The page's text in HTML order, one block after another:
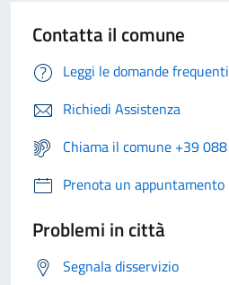
Contatta il comune
Leggi le domande frequenti
Richiedi Assistenza
Chiama il comune +39
Prenota un appuntamento
Problemi in città
Segnala disservizio